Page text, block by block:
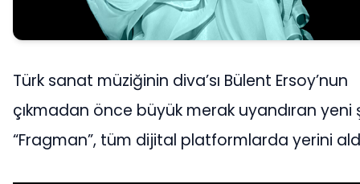
Türk sanat müziğinin diva’sı Bülent Ersoy’nun
çıkmadan önce büyük merak uyandıran yeni
“Fragman”, tüm dijital platformlarda yerini